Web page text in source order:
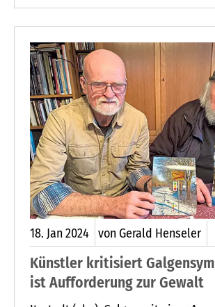
dem Jahreswechsel ein Rückgang in
Spendenfreude zu verzeichnen,“
die Besucher auf erste Lücken im
hin.
des Garbeker Ortsverbandes für
beschafft worden.
18. Jan2024 von Gerald Henseler
Künstler kritisiert
ist Aufforderung zur Gewalt